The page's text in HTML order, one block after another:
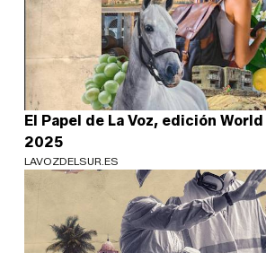
El Papel de La Voz, edición
2025
LAVOZDELSUR.ES